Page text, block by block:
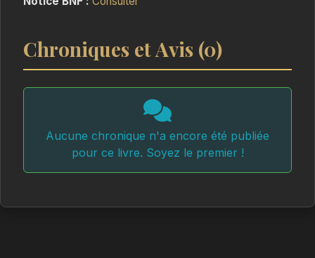
Chroniques et Avis (0)
Aucune chronique n'a encore été publiée
pour ce livre. Soyez le premier !